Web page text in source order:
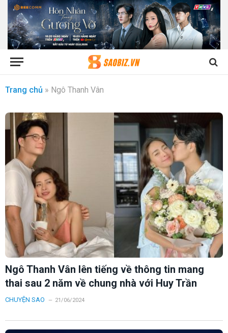
Trang chủ » Ngô Thanh Vân
Ngô Thanh Vân lên tiếng về thông tin mang
thai sau 2 năm về chung nhà với Huy Trần
CHUYỆN SAO 21/06/2024